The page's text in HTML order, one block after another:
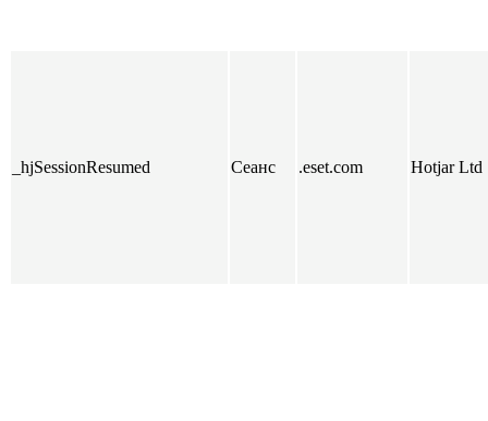
_hjSessionResumed Сеанс .eset.com Hotjar Ltd